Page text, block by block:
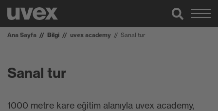
Ana Sayfa Bilgi uvex academy Sanal tur
Sanal tur
1000 metre kare eğitim alanıyla uvex academy,